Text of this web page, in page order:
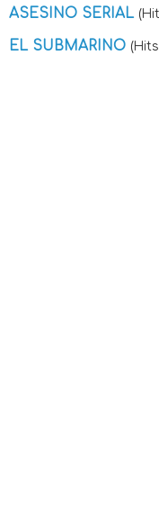
ASESINO SERIAL
EL SUBMARINO